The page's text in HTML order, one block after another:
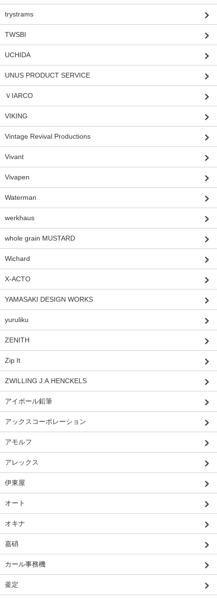
trystrams
TWSBI
UCHIDA
UNUS PRODUCT SERVICE
ＶIARCO
VIKING
Vintage Revival Productions
Vivant
Vivapen
Waterman
werkhaus
whole grain MUSTARD
Wichard
X-ACTO
YAMASAKI DESIGN WORKS
yuruliku
ZENITH
Zip It
ZWILLING J.A.HENCKELS
アイボール鉛筆
アックスコーポレーション
アモルフ
アレックス
伊東屋
オート
オキナ
嘉硝
カール事務機
釜定